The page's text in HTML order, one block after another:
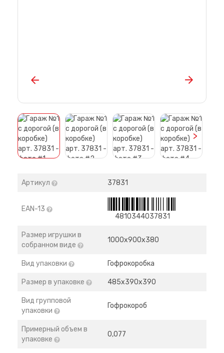
>
Артикул 37831
EAN-13
4810344037831
Размер игрушки в
собранном виде
1000х900х380
Вид упаковки Гофрокоробка
Размер в упаковке 485х390х390
Вид групповой
упаковки
Гофрокороб
Примерный объем в
упаковке
0,077